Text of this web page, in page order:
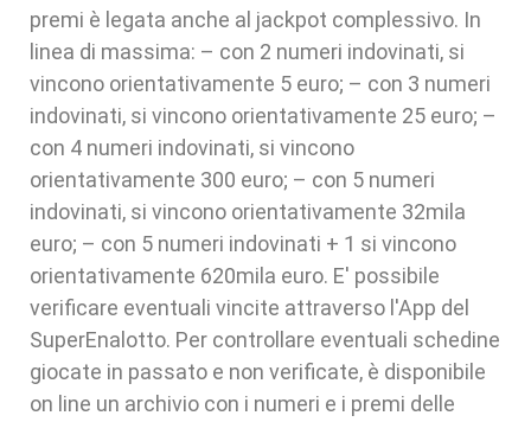
premi è legata anche al jackpot complessivo. In
linea di massima: – con 2 numeri indovinati, si
vincono orientativamente 5 euro; – con 3 numeri
indovinati, si vincono orientativamente 25 euro; –
con 4 numeri indovinati, si vincono
orientativamente 300 euro; – con 5 numeri
indovinati, si vincono orientativamente 32mila
euro; – con 5 numeri indovinati + 1 si vincono
orientativamente 620mila euro. E' possibile
verificare eventuali vincite attraverso l'App del
SuperEnalotto. Per controllare eventuali schedine
giocate in passato e non verificate, è disponibile
on line un archivio con i numeri e i premi delle